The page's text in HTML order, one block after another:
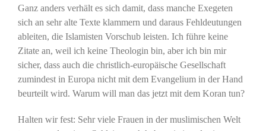
Ganz anders verhält es sich damit, dass manche Exegeten
sich an sehr alte Texte klammern und daraus Fehldeutungen
ableiten, die Islamisten Vorschub leisten. Ich führe keine
Zitate an, weil ich keine Theologin bin, aber ich bin mir
sicher, dass auch die christlich-europäische Gesellschaft
zumindest in Europa nicht mit dem Evangelium in der Hand
beurteilt wird. Warum will man das jetzt mit dem Koran tun?
Halten wir fest: Sehr viele Frauen in der muslimischen Welt